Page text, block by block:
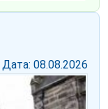
Дата: 08.08.2026